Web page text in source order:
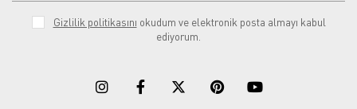
Gizlilik politikasını okudum ve elektronik posta almayı kabul
ediyorum.